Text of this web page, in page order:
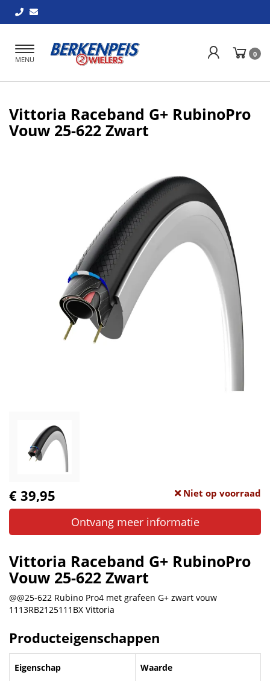
Toggle
navigation
MENU
0
Vittoria Raceband G+ RubinoPro
Vouw 25-622 Zwart
€ 39,95 Niet op voorraad
Ontvang meer informatie
Vittoria Raceband G+ RubinoPro
Vouw 25-622 Zwart
@@25-622 Rubino Pro4 met grafeen G+ zwart vouw
1113RB2125111BX Vittoria
Producteigenschappen
Eigenschap Waarde